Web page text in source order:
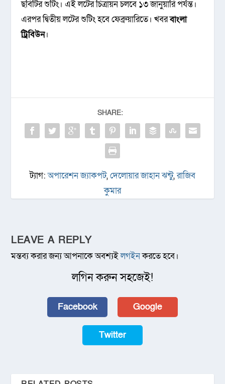
ছবিটির শুটিং। এই লটের চিত্রায়ন চলবে ১৩ জানুয়ারি পর্যন্ত।
এরপর দ্বিতীয় লটের শুটিং হবে ফেব্রুয়ারিতে। খবরবাংলা
ট্রিবিউন।
SHARE:
ট্যাগ:অপারেশন জ্যাকপট,দেলোয়ার জাহান ঝন্টু,রাজিব
কুমার
LEAVE A REPLY
মন্তব্য করার জন্য আপনাকে অবশ্যইলগইনকরতে হবে।
লগিন করুন সহজেই!
Facebook Google
Twitter